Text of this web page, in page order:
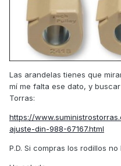
Las arandelas tienes que
mí me falta ese dato, y
Torras:
https://
ajuste-din-988-67167.html
P.D. Si compras los rodillos